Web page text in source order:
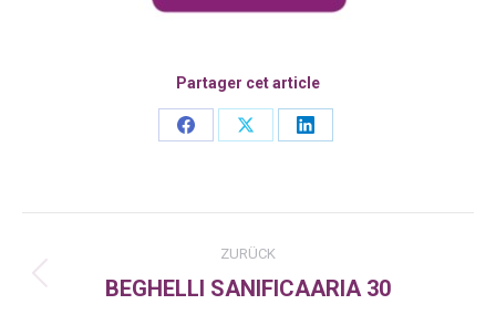
Partager cet article
Share
Share
Share
Kommentarnavigation
ZURÜCK
Vorheriger
BEGHELLI SANIFICAARIA 30